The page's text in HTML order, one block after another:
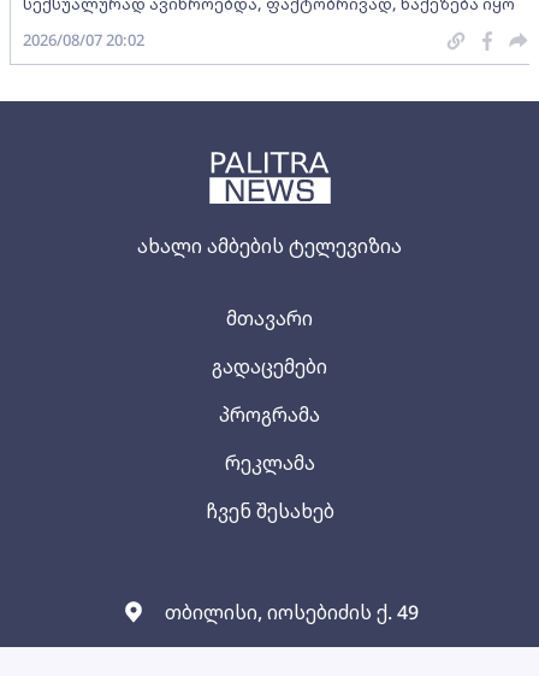
ახალი ამბების ტელევიზია
თბილისი, იოსებიძის ქ. 49
მთავარი
გადაცემები
პროგრამა
რეკლამა
ჩვენ შესახებ
2026/08/07 20:02